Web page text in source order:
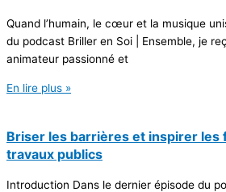
Quand l’humain, le cœur et la musique
du podcast Briller en Soi | Ensemble, je
animateur passionné et
En lire plus »
Briser les barrières et inspirer les
travaux publics
Introduction Dans le dernier épisode du